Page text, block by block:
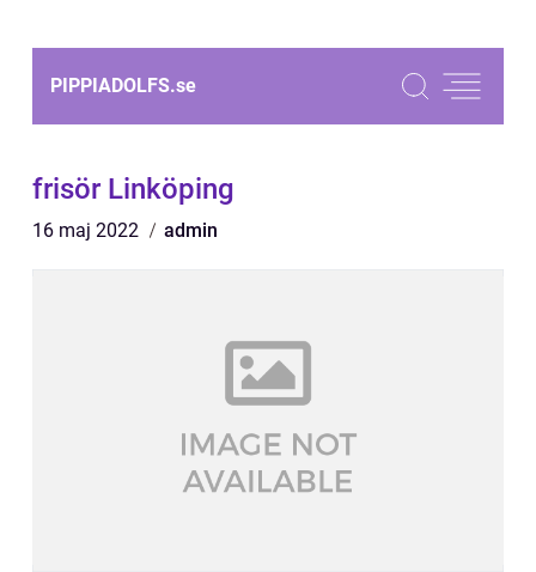
PIPPIADOLFS.se
frisör Linköping
16 maj 2022 admin